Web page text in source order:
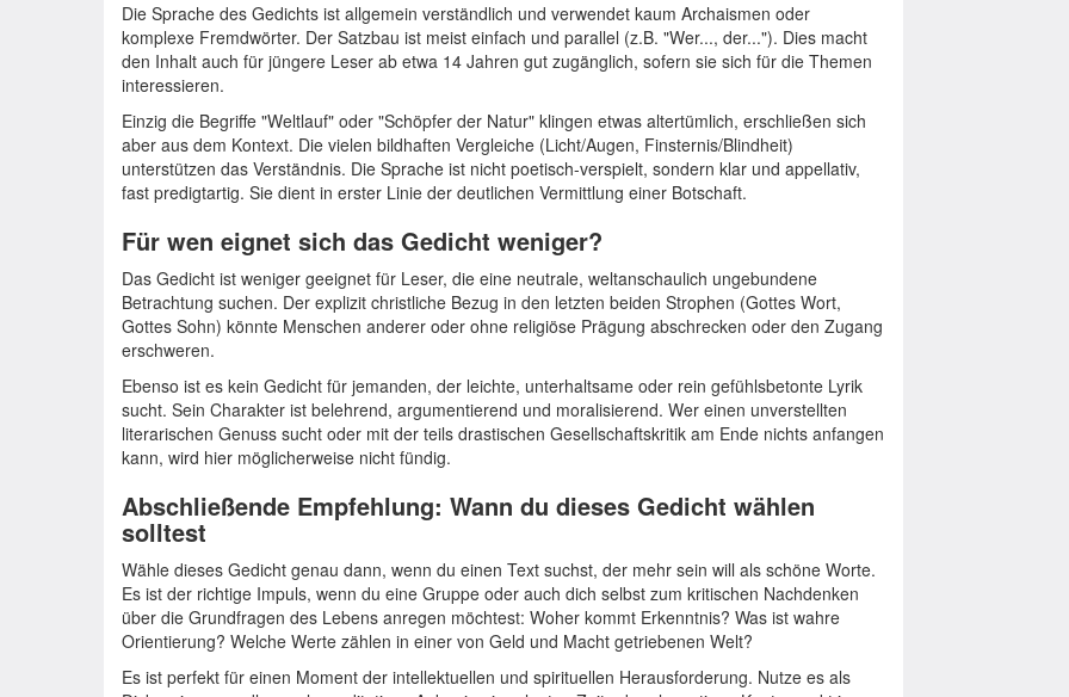
Die Sprache des Gedichts ist allgemein verständlich und verwendet kaum Archaismen oder
komplexe Fremdwörter. Der Satzbau ist meist einfach und parallel (z.B. "Wer..., der..."). Dies macht
den Inhalt auch für jüngere Leser ab etwa 14 Jahren gut zugänglich, sofern sie sich für die Themen
interessieren.
Einzig die Begriffe "Weltlauf" oder "Schöpfer der Natur" klingen etwas altertümlich, erschließen sich
aber aus dem Kontext. Die vielen bildhaften Vergleiche (Licht/Augen, Finsternis/Blindheit)
unterstützen das Verständnis. Die Sprache ist nicht poetisch-verspielt, sondern klar und appellativ,
fast predigtartig. Sie dient in erster Linie der deutlichen Vermittlung einer Botschaft.
Für wen eignet sich das Gedicht weniger?
Das Gedicht ist weniger geeignet für Leser, die eine neutrale, weltanschaulich ungebundene
Betrachtung suchen. Der explizit christliche Bezug in den letzten beiden Strophen (Gottes Wort,
Gottes Sohn) könnte Menschen anderer oder ohne religiöse Prägung abschrecken oder den Zugang
erschweren.
Ebenso ist es kein Gedicht für jemanden, der leichte, unterhaltsame oder rein gefühlsbetonte Lyrik
sucht. Sein Charakter ist belehrend, argumentierend und moralisierend. Wer einen unverstellten
literarischen Genuss sucht oder mit der teils drastischen Gesellschaftskritik am Ende nichts anfangen
kann, wird hier möglicherweise nicht fündig.
Abschließende Empfehlung: Wann du dieses Gedicht wählen
solltest
Wähle dieses Gedicht genau dann, wenn du einen Text suchst, der mehr sein will als schöne Worte.
Es ist der richtige Impuls, wenn du eine Gruppe oder auch dich selbst zum kritischen Nachdenken
über die Grundfragen des Lebens anregen möchtest: Woher kommt Erkenntnis? Was ist wahre
Orientierung? Welche Werte zählen in einer von Geld und Macht getriebenen Welt?
Es ist perfekt für einen Moment der intellektuellen und spirituellen Herausforderung. Nutze es als